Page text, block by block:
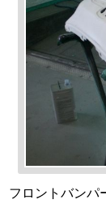
フロントバンパ